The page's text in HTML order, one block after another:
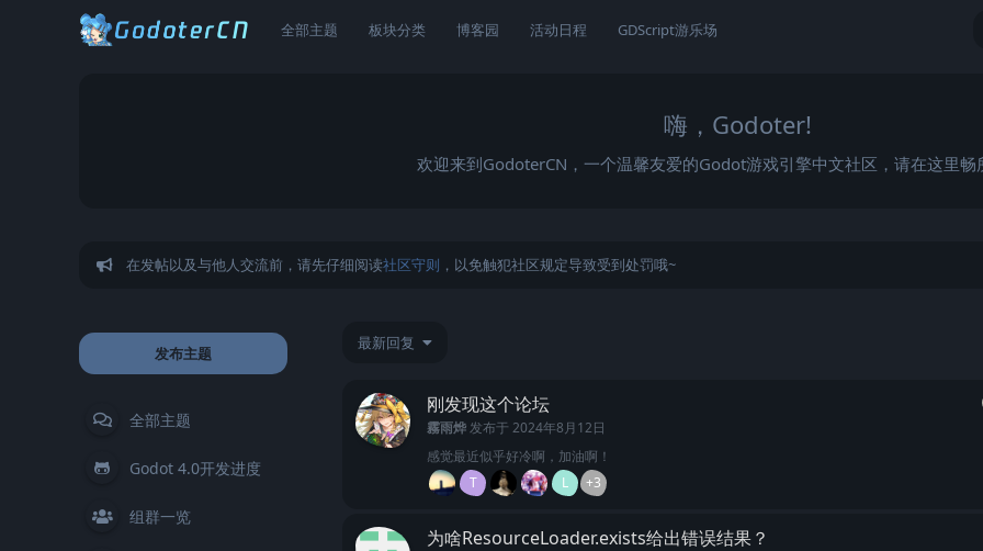
全部主题 板块分类 博客园 活动日程 GDScript游乐场
嗨，Godoter!
欢迎来到GodoterCN，一个温馨友爱的Godot游戏引擎中文社区，请在这里畅
在发帖以及与他人交流前，请先仔细阅读社区守则 ，以免触犯社区规定导致受到处罚哦~
发布主题
全部主题
Godot 4.0开发进度
组群一览
最新回复
刚发现这个论坛
霧雨烨发布于 2024年8月12日
感觉最近似乎好冷啊，加油啊！
T
L +3
为啥ResourceLoader.exists给出错误结果？